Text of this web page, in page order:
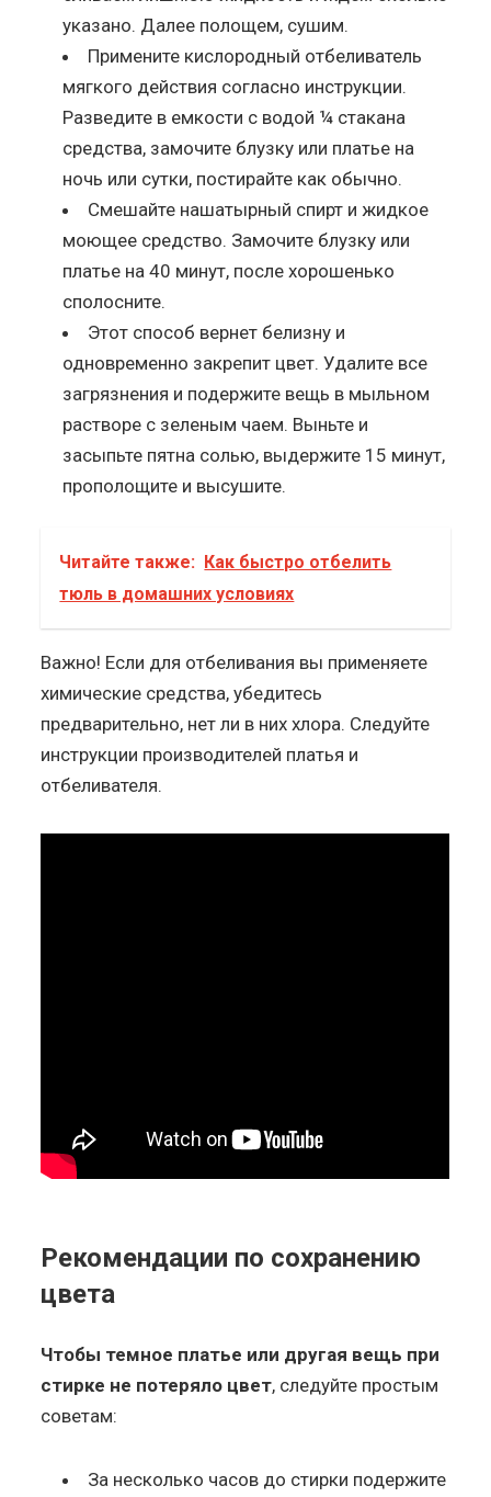
указано. Далее полощем, сушим.
Примените кислородный отбеливатель
мягкого действия согласно инструкции.
Разведите в емкости с водой ¼ стакана
средства, замочите блузку или платье на
ночь или сутки, постирайте как обычно.
Смешайте нашатырный спирт и жидкое
моющее средство. Замочите блузку или
платье на 40 минут, после хорошенько
сполосните.
Этот способ вернет белизну и
одновременно закрепит цвет. Удалите все
загрязнения и подержите вещь в мыльном
растворе с зеленым чаем. Выньте и
засыпьте пятна солью, выдержите 15 минут,
прополощите и высушите.
Читайте также: Как быстро отбелить
тюль в домашних условиях
Важно! Если для отбеливания вы применяете
химические средства, убедитесь
предварительно, нет ли в них хлора. Следуйте
инструкции производителей платья и
отбеливателя.
Рекомендации по сохранению
цвета
Чтобы темное платье или другая вещь при
стирке не потеряло цвет, следуйте простым
советам:
За несколько часов до стирки подержите